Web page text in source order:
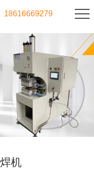
18616669279
机